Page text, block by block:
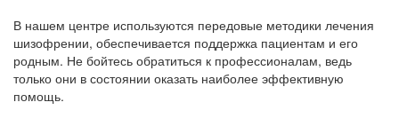
В нашем центре используются передовые методики лечения
шизофрении, обеспечивается поддержка пациентам и его
родным. Не бойтесь обратиться к профессионалам, ведь
только они в состоянии оказать наиболее эффективную
помощь.